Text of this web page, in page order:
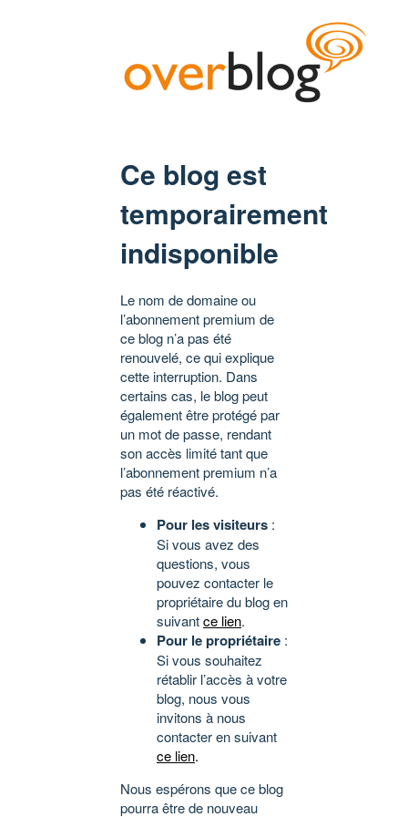
Ce blog est
temporairement
indisponible
Le nom de domaine ou
l’abonnement premium de
ce blog n’a pas été
renouvelé, ce qui explique
cette interruption. Dans
certains cas, le blog peut
également être protégé par
un mot de passe, rendant
son accès limité tant que
l’abonnement premium n’a
pas été réactivé.
Pour les visiteurs :
Si vous avez des
questions, vous
pouvez contacter le
propriétaire du blog en
suivantce lien.
Pour le propriétaire :
Si vous souhaitez
rétablir l’accès à votre
blog, nous vous
invitons à nous
contacter en suivant
ce lien.
Nous espérons que ce blog
pourra être de nouveau